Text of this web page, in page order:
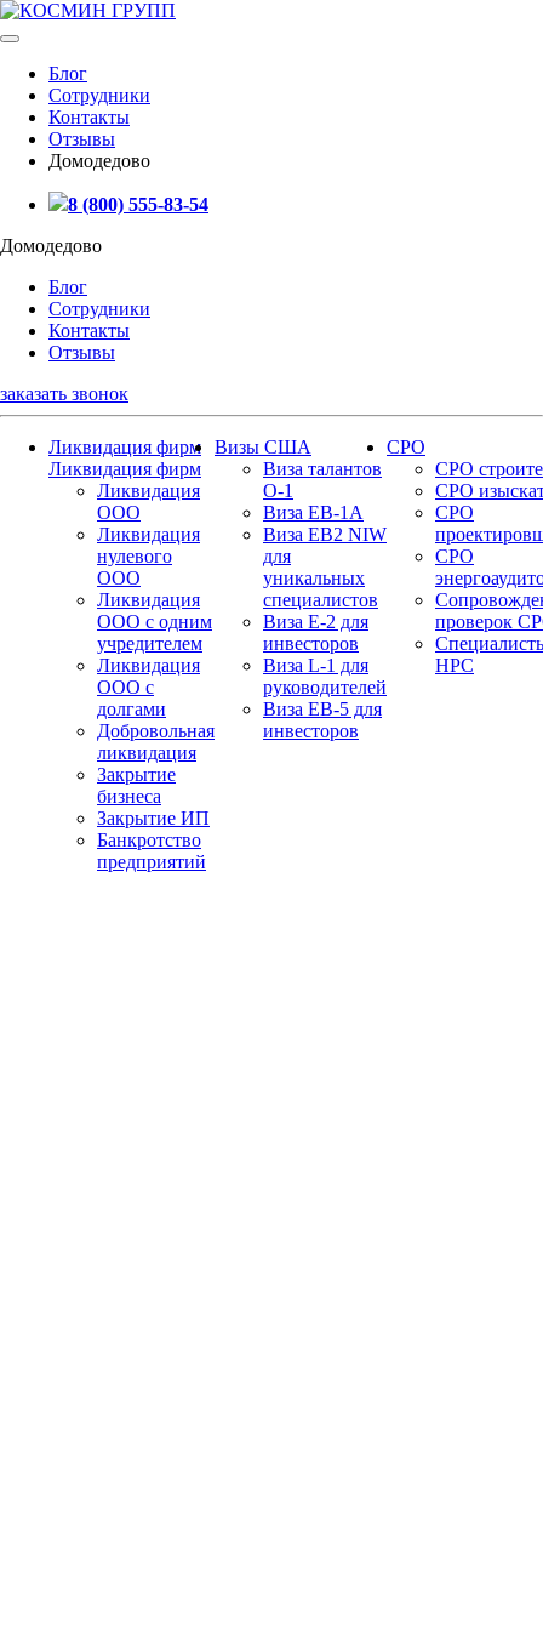
Блог
Сотрудники
Контакты
Отзывы
Домодедово
8 (800) 555-83-54
Домодедово
Блог
Сотрудники
Контакты
Отзывы
заказать звонок
Ликвидация фирм
Ликвидация фирм
Ликвидация
ООО
Ликвидация
нулевого
ООО
Ликвидация
ООО с одним
учредителем
Ликвидация
ООО с
долгами
Добровольная
ликвидация
Закрытие
бизнеса
Закрытие ИП
Банкротство
предприятий
Визы США
Виза талантов
О-1
Виза EB-1A
Виза EB2 NIW
для
уникальных
специалистов
Виза E-2 для
инвесторов
Виза L-1 для
руководителей
Виза EB-5 для
инвесторов
СРО
СРО
СРО
СРО
СРО
проверок
НРС